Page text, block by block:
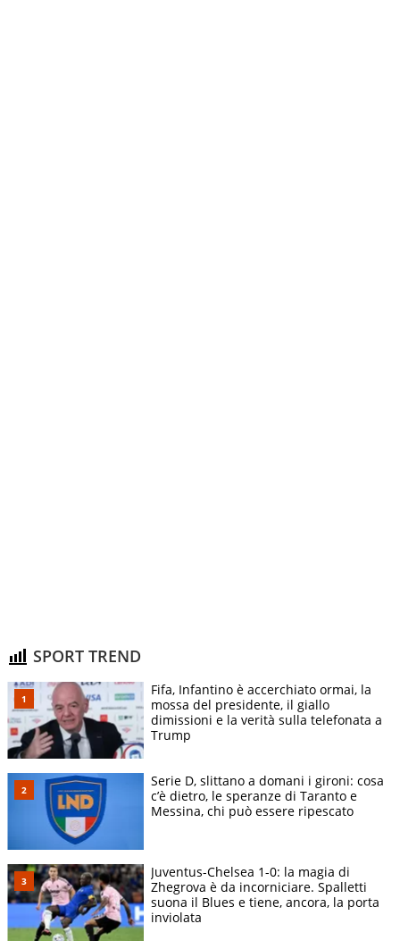
SPORT TREND
Fifa, Infantino è accerchiato ormai, la
mossa del presidente, il giallo
dimissioni e la verità sulla telefonata a
Trump
Serie D, slittano a domani i gironi: cosa
c’è dietro, le speranze di Taranto e
Messina, chi può essere ripescato
Juventus-Chelsea 1-0: la magia di
Zhegrova è da incorniciare. Spalletti
suona il Blues e tiene, ancora, la porta
inviolata